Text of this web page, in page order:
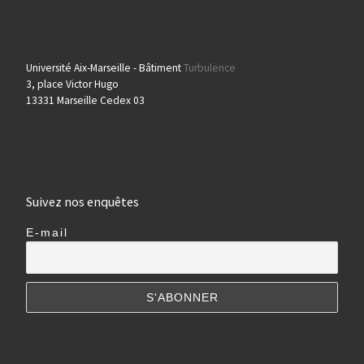
Université Aix-Marseille - BâtimentTurbulence
3, place Victor Hugo
13331 Marseille Cedex 03
Suivez nos enquêtes
E-mail